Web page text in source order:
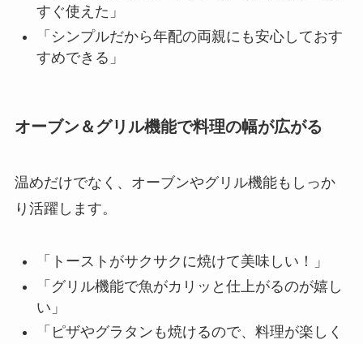
すぐ使えた」
「シンプルだから年配の両親にも安心しておす
すめできる」
オーブン＆グリル機能で料理の幅が広がる
温めだけでなく、オーブンやグリル機能もしっか
り活躍します。
「トーストがサクサクに焼けて美味しい！」
「グリル機能で魚がカリッと仕上がるのが嬉し
い」
「ピザやグラタンも焼けるので、料理が楽しく